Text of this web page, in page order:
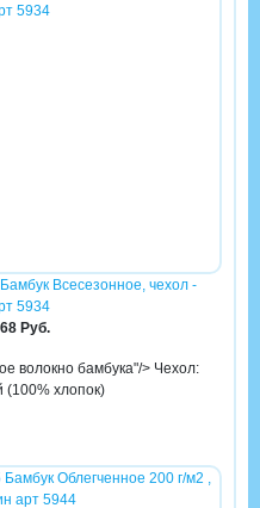
Всесезонное, чехол -
5934
Руб.
волокно бамбука"/> Чехол:
(100% хлопок)